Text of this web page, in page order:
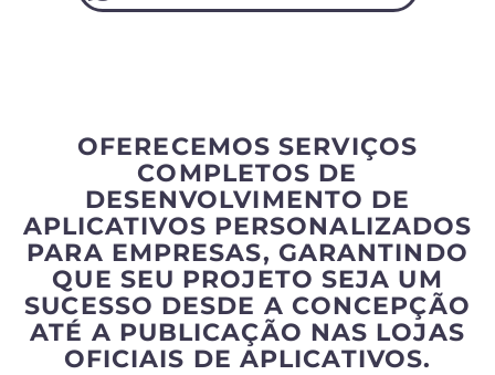
OFERECEMOS SERVIÇOS
COMPLETOS DE
DESENVOLVIMENTO DE
APLICATIVOS PERSONALIZADOS
PARA EMPRESAS, GARANTINDO
QUE SEU PROJETO SEJA UM
SUCESSO DESDE A CONCEPÇÃO
ATÉ A PUBLICAÇÃO NAS LOJAS
OFICIAIS DE APLICATIVOS.